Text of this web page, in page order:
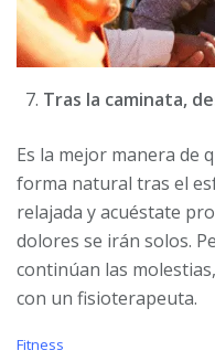
Tras la caminata,
Es la mejor manera de
forma natural tras el
relajada y acuéstate
dolores se irán solos.
continúan las
con un fisioterapeuta.
C
Fitness